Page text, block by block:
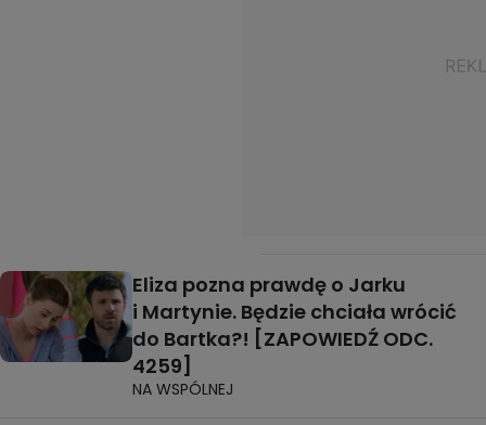
Eliza pozna prawdę o Jarku
i Martynie. Będzie chciała wrócić
do Bartka?! [ZAPOWIEDŹ ODC.
4259]
NA WSPÓLNEJ